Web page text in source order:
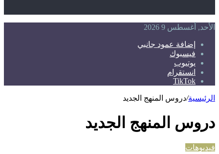
الأحد, أغسطس 9 2026
إضافة عمود جانبي
فيسبوك
يوتيوب
انستقرام
TikTok
الرئيسية/دروس المنهج الجديد
دروس المنهج الجديد
فيديوهات